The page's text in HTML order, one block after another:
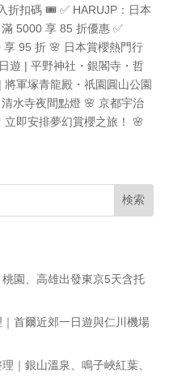
折扣碼 🎟 ✅ HARUJP：日本
5000 享 85 折優惠 ✅
95 折 🌸 日本賞櫻熱門行
遊 | 平野神社・銀閣寺・哲
軍塚青龍殿・祇園圓山公園
水寺夜間點燈 🌸 京都宇治
即安排夢幻賞櫻之旅！ 🌸
検索
園、高雄出發東京5天含托
首爾近郊一日遊與仁川機場
｜銀山溫泉、鳴子峽紅葉、